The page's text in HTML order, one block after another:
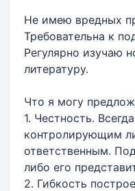
Не имею вредных
Требовательна к
Регулярно изучаю
литературу.
Что я могу
1. Честность.
контролирующим
ответственным.
либо его
2. Гибкость